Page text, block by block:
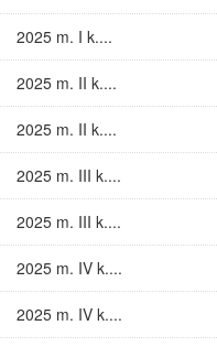
2025 m. I k....
2025 m. II k....
2025 m. II k....
2025 m. III k....
2025 m. III k....
2025 m. IV k....
2025 m. IV k....